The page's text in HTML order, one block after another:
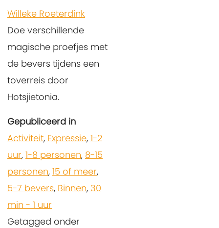
Willeke Roeterdink
Doe verschillende
magische proefjes met
de bevers tijdens een
toverreis door
Hotsjietonia.
Gepubliceerd in
Activiteit, Expressie, 1-2
uur, 1-8 personen, 8-15
personen, 15 of meer,
5-7 bevers, Binnen, 30
min - 1 uur
Getagged onder